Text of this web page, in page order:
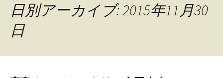
日別アーカイブ: 2015年11月30
日